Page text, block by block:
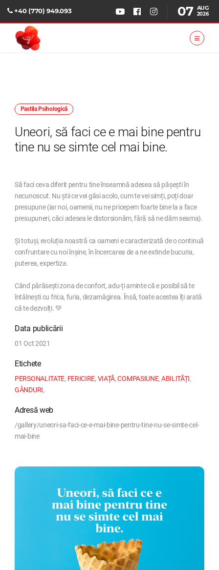
+40 (770) 949.093 07 AUG
2026
Pastila Psihologică
Uneori, să faci ce e mai bine pentru
tine nu se simte cel mai bine.
Să faci ceva diferit pentru tine înseamnă adesea să pășești în
necunoscut. Nu știi ce vei găsi acolo, cum te vei simți, poți doar
presupune (iar noi, oamenii, nu ne pricepem foarte bine la a face
presupuneri, căci adesea le distorsionăm, fără să ne dăm seama).
Și totuși, evoluția noastră ca oameni e caracterizată de o continuă
confruntare cu noi înșine, în încercarea de a ne extinde bucuria,
puterea, expertiza.
Când părăsești zona de confort, adu-ți aminte că e posibil să te
întâlnești cu frica, furia, dezamăgirea. Însă, toate acestea îți arată
că te dezvolți. 💚
Data publicării
01 Oct 2021
Etichete
PERSONALITATE, FERICIRE, VIAȚĂ,COMPASIUNE, ABILITĂȚI,
GÂNDURI,
Adresă web
/gallery/uneori-sa-faci-ce-e-mai-bine-pentru-tine-nu-se-simte-cel-
mai-bine